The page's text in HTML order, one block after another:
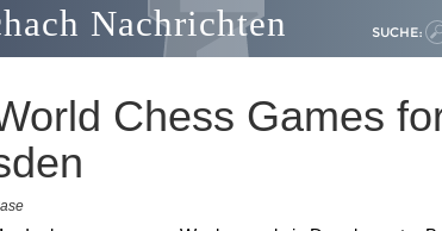
Nachrichten SUCHE:
Chess Games